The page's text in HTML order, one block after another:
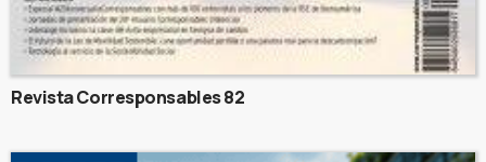
Revista Corresponsables 82